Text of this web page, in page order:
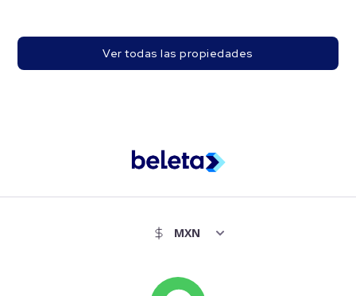
Ver todas las propiedades